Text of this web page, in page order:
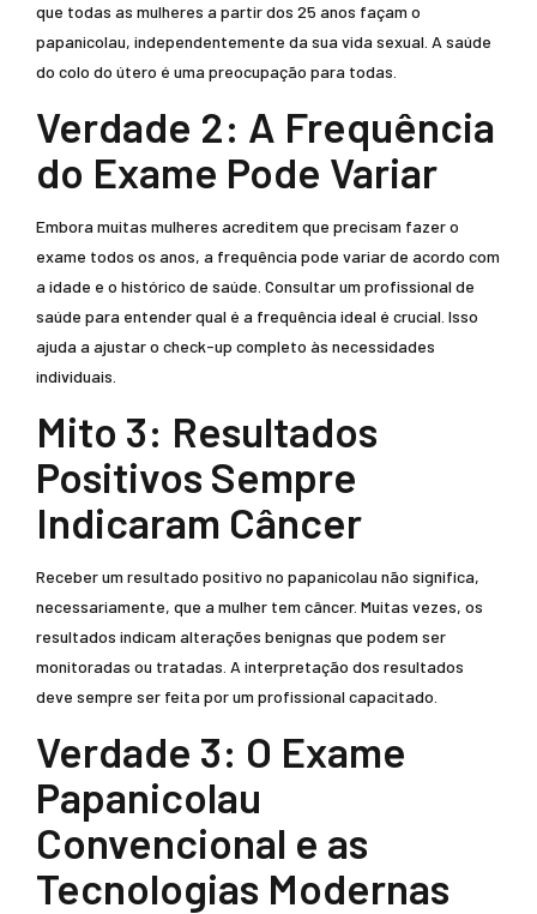
que todas as mulheres a partir dos 25 anos façam o
papanicolau, independentemente da sua vida sexual. A saúde
do colo do útero é uma preocupação para todas.
Verdade 2: A Frequência
do Exame Pode Variar
Embora muitas mulheres acreditem que precisam fazer o
exame todos os anos, a frequência pode variar de acordo com
a idade e o histórico de saúde. Consultar um profissional de
saúde para entender qual é a frequência ideal é crucial. Isso
ajuda a ajustar o check-up completo às necessidades
individuais.
Mito 3: Resultados
Positivos Sempre
Indicaram Câncer
Receber um resultado positivo no papanicolau não significa,
necessariamente, que a mulher tem câncer. Muitas vezes, os
resultados indicam alterações benignas que podem ser
monitoradas ou tratadas. A interpretação dos resultados
deve sempre ser feita por um profissional capacitado.
Verdade 3: O Exame
Papanicolau
Convencional e as
Tecnologias Modernas